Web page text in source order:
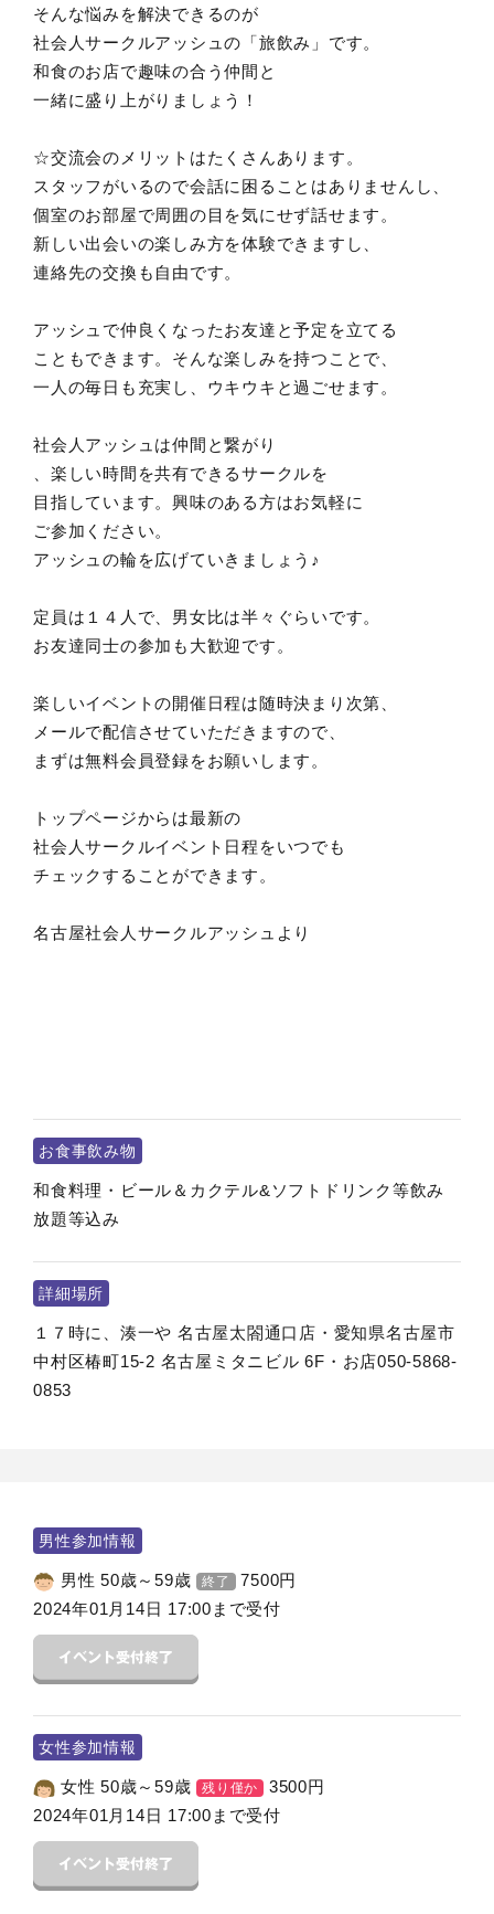
そんな悩みを解決できるのが
社会人サークルアッシュの「旅飲み」です。
和食のお店で趣味の合う仲間と
一緒に盛り上がりましょう！
☆交流会のメリットはたくさんあります。
スタッフがいるので会話に困ることはありませんし、
個室のお部屋で周囲の目を気にせず話せます。
新しい出会いの楽しみ方を体験できますし、
連絡先の交換も自由です。
アッシュで仲良くなったお友達と予定を立てる
こともできます。そんな楽しみを持つことで、
一人の毎日も充実し、ウキウキと過ごせます。
社会人アッシュは仲間と繋がり
、楽しい時間を共有できるサークルを
目指しています。興味のある方はお気軽に
ご参加ください。
アッシュの輪を広げていきましょう♪
定員は１４人で、男女比は半々ぐらいです。
お友達同士の参加も大歓迎です。
楽しいイベントの開催日程は随時決まり次第、
メールで配信させていただきますので、
まずは無料会員登録をお願いします。
トップページからは最新の
社会人サークルイベント日程をいつでも
チェックすることができます。
名古屋社会人サークルアッシュより
お食事飲み物
和食料理・ビール＆カクテル&ソフトドリンク等飲み
放題等込み
詳細場所
１７時に、湊一や 名古屋太閤通口店・愛知県名古屋市
中村区椿町15-2 名古屋ミタニビル 6F・お店050-5868-
0853
男性参加情報
男性 50歳～59歳 終了 7500円
2024年01月14日 17:00まで受付
女性参加情報
女性 50歳～59歳 残り僅か 3500円
2024年01月14日 17:00まで受付